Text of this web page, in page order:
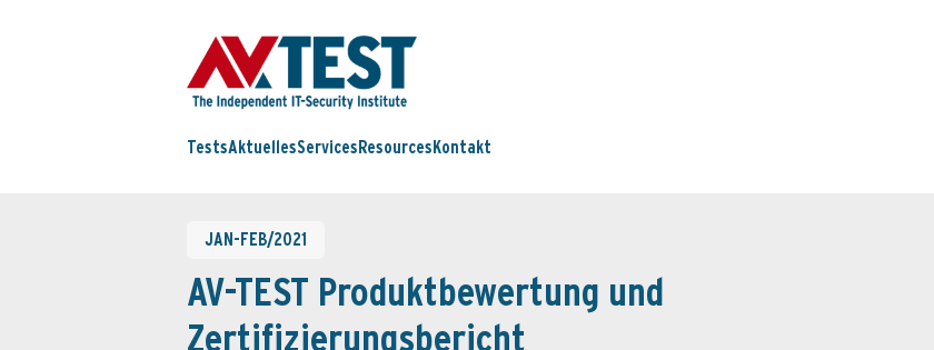
TestsAktuellesServices Resources Kontakt
JAN-FEB/2021
AV-TEST Produktbewertung und
Zertifizierungsbericht